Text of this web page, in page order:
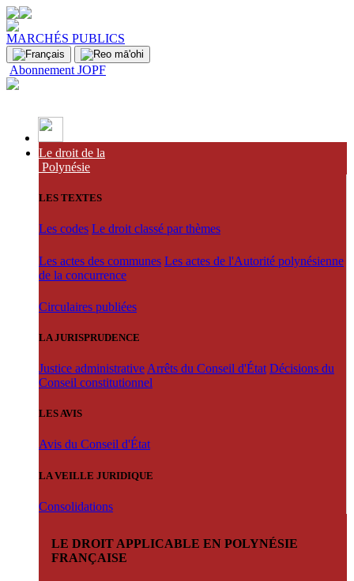
MARCHÉS PUBLICS
Abonnement JOPF
Le droit de la
Polynésie
LES TEXTES
Les codes Le droit classé par thèmes
Les actes des communes Les actes de l'Autorité polynésienne
de la concurrence
Circulaires publiées
LA JURISPRUDENCE
Justice administrative Arrêts du Conseil d'État Décisions du
Conseil constitutionnel
LES AVIS
Avis du Conseil d'État
LA VEILLE JURIDIQUE
Consolidations
LE DROIT APPLICABLE EN POLYNÉSIE
FRANÇAISE